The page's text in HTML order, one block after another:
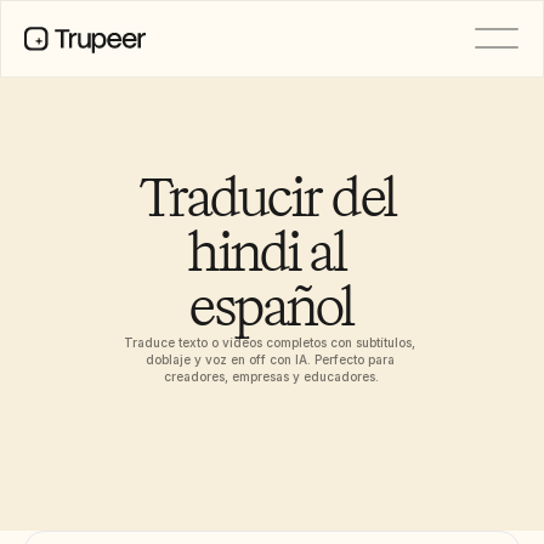
Traducir del
hindi al
español
Traduce texto o vídeos completos con subtítulos,
doblaje y voz en off con IA. Perfecto para
creadores, empresas y educadores.
Base de conocimientos
Grabación de pantalla con IA